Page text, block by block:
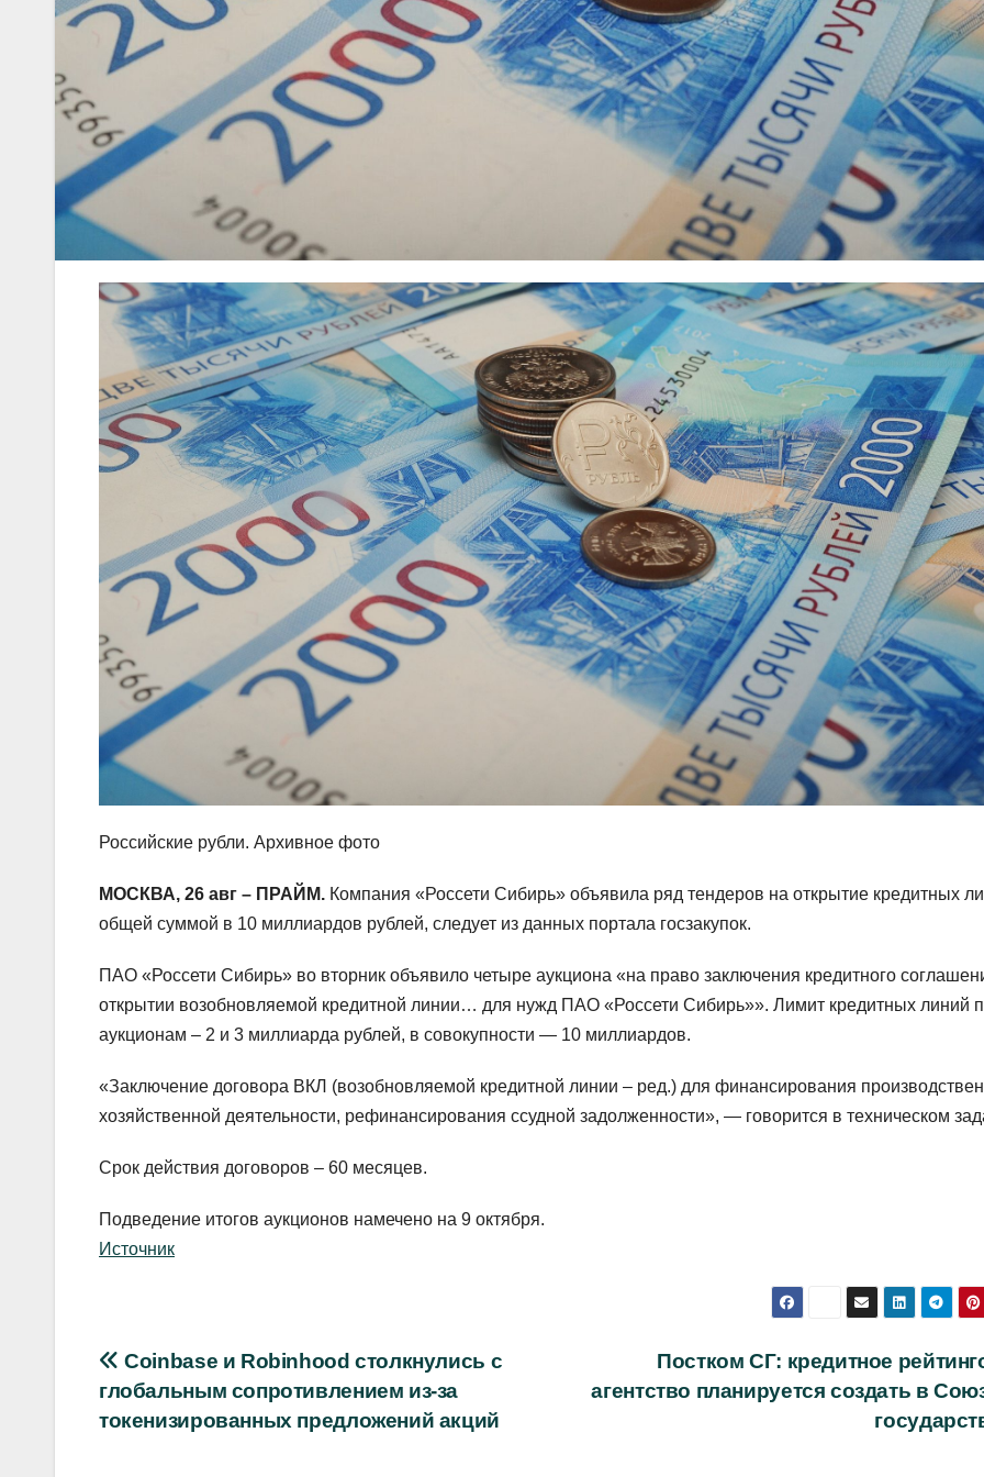
Российские рубли. Архивное фото
МОСКВА, 26 авг – ПРАЙМ. Компания «Россети Сибирь» объявила ряд тендеров на открытие кредитных
общей суммой в 10 миллиардов рублей, следует из данных портала госзакупок.
ПАО «Россети Сибирь» во вторник объявило четыре аукциона «на право заключения кредитного
открытии возобновляемой кредитной линии… для нужд ПАО «Россети Сибирь»». Лимит кредитных линий
аукционам – 2 и 3 миллиарда рублей, в совокупности — 10 миллиардов.
«Заключение договора ВКЛ (возобновляемой кредитной линии – ред.) для финансирования
хозяйственной деятельности, рефинансирования ссудной задолженности», — говорится в техническом
Срок действия договоров – 60 месяцев.
Подведение итогов аукционов намечено на 9 октября.
Источник
Навигация
по
Постком СГ: кредитное
агентство планируется создать в
Coinbase и Robinhood столкнулись с
глобальным сопротивлением из-за
токенизированных предложений акций